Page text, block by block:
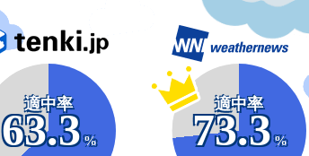
適中率
63.3
%
適中率
73.3
%